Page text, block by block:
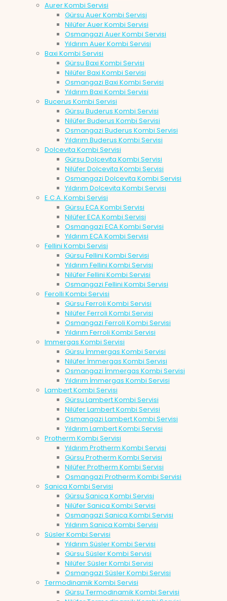
Aurer Kombi Servisi
Gürsu Auer Kombi Servisi
Nilüfer Auer Kombi Servisi
Osmangazi Auer Kombi Servisi
Yıldırım Auer Kombi Servisi
Baxi Kombi Servisi
Gürsu Baxi Kombi Servisi
Nilüfer Baxi Kombi Servisi
Osmangazi Baxi Kombi Servisi
Yıldırım Baxi Kombi Servisi
Bucerus Kombi Servisi
Gürsu Buderus Kombi Servisi
Nilüfer Buderus Kombi Servisi
Osmangazi Buderus Kombi Servisi
Yıldırım Buderus Kombi Servisi
Dolcevita Kombi Servisi
Gürsu Dolcevita Kombi Servisi
Nilüfer Dolcevita Kombi Servisi
Osmangazi Dolcevita Kombi Servisi
Yıldırım Dolcevita Kombi Servisi
E.C.A. Kombi Servisi
Gürsu ECA Kombi Servisi
Nilüfer ECA Kombi Servisi
Osmangazi ECA Kombi Servisi
Yıldırım ECA Kombi Servisi
Fellini Kombi Servisi
Gürsu Fellini Kombi Servisi
Yıldırım Fellini Kombi Servisi
Nilüfer Fellini Kombi Servisi
Osmangazi Fellini Kombi Servisi
Ferolli Kombi Servisi
Gürsu Ferroli Kombi Servisi
Nilüfer Ferroli Kombi Servisi
Osmangazi Ferroli Kombi Servisi
Yıldırım Ferroli Kombi Servisi
Immergas Kombi Servisi
Gürsu İmmergas Kombi Servisi
Nilüfer İmmergas Kombi Servisi
Osmangazi İmmergas Kombi Servisi
Yıldırım İmmergas Kombi Servisi
Lambert Kombi Servisi
Gürsu Lambert Kombi Servisi
Nilüfer Lambert Kombi Servisi
Osmangazi Lambert Kombi Servisi
Yıldırım Lambert Kombi Servisi
Protherm Kombi Servisi
Yıldırım Protherm Kombi Servisi
Gürsu Protherm Kombi Servisi
Nilüfer Protherm Kombi Servisi
Osmangazi Protherm Kombi Servisi
Sanica Kombi Servisi
Gürsu Sanica Kombi Servisi
Nilüfer Sanica Kombi Servisi
Osmangazi Sanica Kombi Servisi
Yıldırım Sanica Kombi Servisi
Süsler Kombi Servisi
Yıldırım Süsler Kombi Servisi
Gürsu Süsler Kombi Servisi
Nilüfer Süsler Kombi Servisi
Osmangazi Süsler Kombi Servisi
Termodinamik Kombi Servisi
Gürsu Termodinamik Kombi Servisi